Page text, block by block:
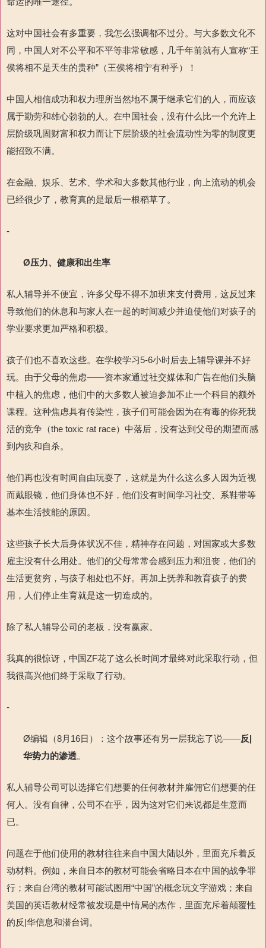
这对中国社会有多重要，我怎么强调都不过分。与大多数文化不
同，中国人对不公平和不平等非常敏感，几千年前就有人宣称“王
侯将相不是天生的贵种”（王侯将相宁有种乎）！
中国人相信成功和权力理所当然地不属于继承它们的人，而应该
属于勤劳和雄心勃勃的人。在中国社会，没有什么比一个允许上
层阶级巩固财富和权力而让下层阶级的社会流动性为零的制度更
能招致不满。
在金融、娱乐、艺术、学术和大多数其他行业，向上流动的机会
已经很少了，教育真的是最后一根稻草了。
-
Ø压力、健康和出生率
私人辅导并不便宜，许多父母不得不加班来支付费用，这反过来
导致他们的休息和与家人在一起的时间减少并迫使他们对孩子的
学业要求更加严格和积极。
孩子们也不喜欢这些。在学校学习5-6小时后去上辅导课并不好
玩。由于父母的焦虑——资本家通过社交媒体和广告在他们头脑
中植入的焦虑，他们中的大多数人被迫参加不止一个科目的额外
课程。这种焦虑具有传染性，孩子们可能会因为在有毒的你死我
活的竞争（the toxic rat race）中落后，没有达到父母的期望而感
到内疚和自杀。
他们再也没有时间自由玩耍了，这就是为什么这么多人因为近视
而戴眼镜，他们身体也不好，他们没有时间学习社交、系鞋带等
基本生活技能的原因。
这些孩子长大后身体状况不佳，精神存在问题，对国家或大多数
雇主没有什么用处。他们的父母常常会感到压力和沮丧，他们的
生活更贫穷，与孩子相处也不好。再加上抚养和教育孩子的费
用，人们停止生育就是这一切造成的。
除了私人辅导公司的老板，没有赢家。
我真的很惊讶，中国ZF花了这么长时间才最终对此采取行动，但
我很高兴他们终于采取了行动。
-
Ø编辑（8月16日）：这个故事还有另一层我忘了说——反|
华势力的渗透。
私人辅导公司可以选择它们想要的任何教材并雇佣它们想要的任
何人。没有自律，公司不在乎，因为这对它们来说都是生意而
已。
问题在于他们使用的教材往往来自中国大陆以外，里面充斥着反
动材料。例如，来自日本的教材可能会省略日本在中国的战争罪
行；来自台湾的教材可能试图用“中国”的概念玩文字游戏；来自
美国的英语教材经常被发现是中情局的杰作，里面充斥着颠覆性
的反|华信息和潜台词。